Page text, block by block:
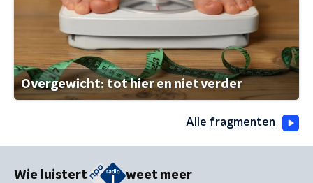
Overgewicht: tot hier en niet verder
Alle fragmenten
Wie luistert weet meer